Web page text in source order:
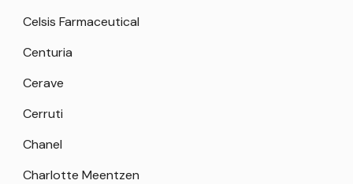
Celsis Farmaceutical
Centuria
Cerave
Cerruti
Chanel
Charlotte Meentzen